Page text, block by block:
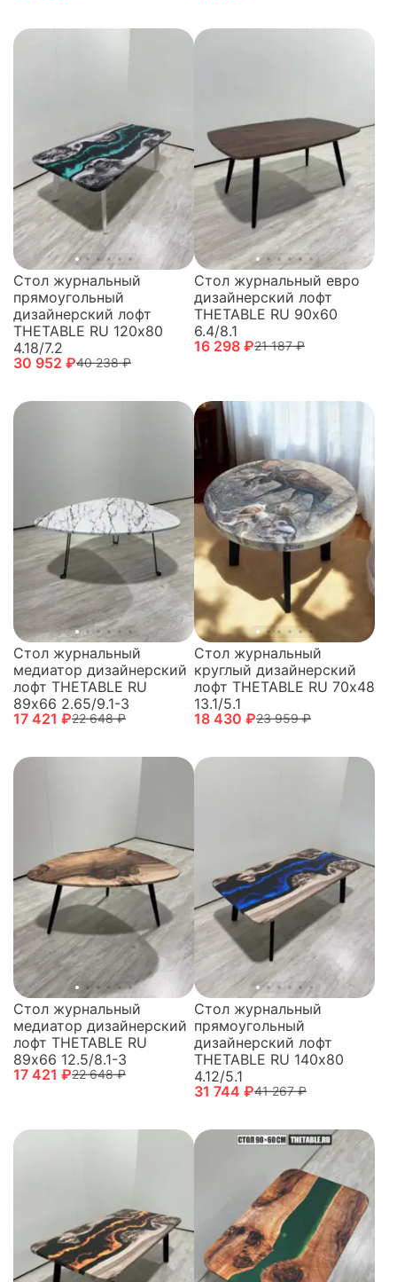
Стол журнальный
прямоугольный
дизайнерский лофт
THETABLE RU 120х80
4.18/7.2
30 952 ₽40 238 ₽
Стол журнальный евро
дизайнерский лофт
THETABLE RU 90х60
6.4/8.1
16 298 ₽21 187 ₽
Стол журнальный
медиатор дизайнерский
лофт THETABLE RU
89х66 2.65/9.1-3
17 421 ₽22 648 ₽
Стол журнальный
круглый дизайнерский
лофт THETABLE RU 70х48
13.1/5.1
18 430 ₽23 959 ₽
Стол журнальный
медиатор дизайнерский
лофт THETABLE RU
89х66 12.5/8.1-3
17 421 ₽22 648 ₽
Стол журнальный
прямоугольный
дизайнерский лофт
THETABLE RU 140х80
4.12/5.1
31 744 ₽41 267 ₽